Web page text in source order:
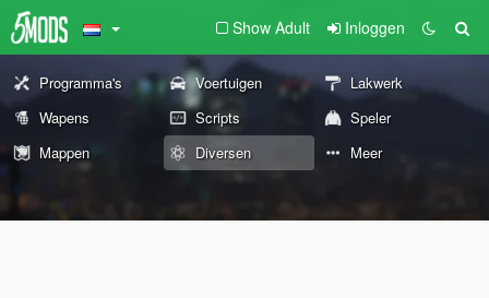
Show Adult Inloggen
Programma's Voertuigen
Lakwerk
Wapens
Scripts
Speler
Mappen
Diversen Meer